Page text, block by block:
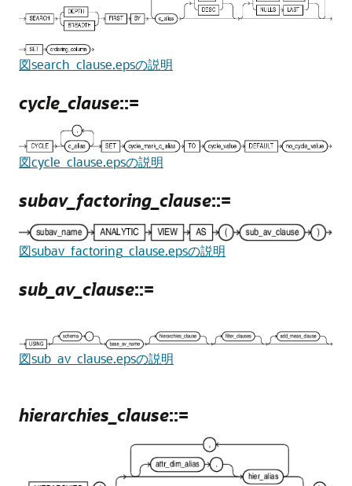
図search_clause.epsの説明
cycle_clause::=
図cycle_clause.epsの説明
subav_factoring_clause::=
図subav_factoring_clause.epsの説明
sub_av_clause::=
図sub_av_clause.epsの説明
hierarchies_clause::=